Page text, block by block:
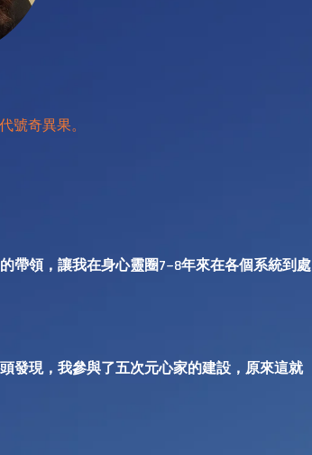
號奇異果。
帶領，讓我在身心靈圈7~8年來在各個系統到處
發現，我參與了五次元心家的建設，原來這就